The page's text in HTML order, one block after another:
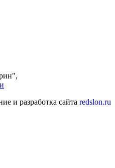
и разработка сайта redslon.ru